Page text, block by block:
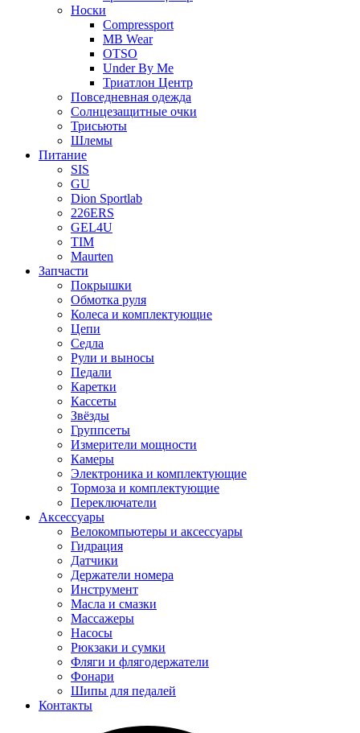
Носки
Compressport
MB Wear
OTSO
Under By Me
Триатлон Центр
Повседневная одежда
Солнцезащитные очки
Трисьюты
Шлемы
Питание
SIS
GU
Dion Sportlab
226ERS
GEL4U
TIM
Maurten
Запчасти
Покрышки
Обмотка руля
Колеса и комплектующие
Цепи
Седла
Рули и выносы
Педали
Каретки
Кассеты
Звёзды
Группсеты
Измерители мощности
Камеры
Электроника и комплектующие
Тормоза и комплектующие
Переключатели
Аксессуары
Велокомпьютеры и аксессуары
Гидрация
Датчики
Держатели номера
Инструмент
Масла и смазки
Массажеры
Насосы
Рюкзаки и сумки
Фляги и флягодержатели
Фонари
Шипы для педалей
Контакты